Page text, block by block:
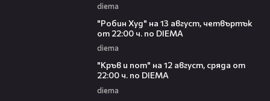
diema
"Робин Худ" на 13 август, четвъртък
от 22:00 ч. по DIEMA
diema
"Кръв и пот" на 12 август, сряда от
22:00 ч. по DIEMA
diema